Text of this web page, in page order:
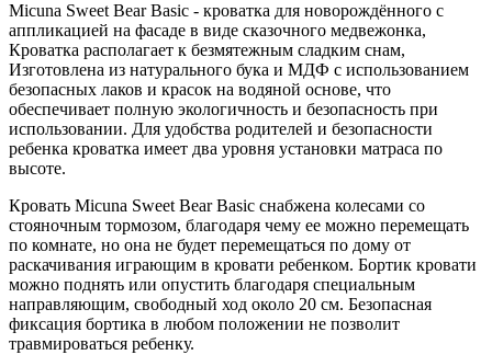
Micuna Sweet Bear Basic - кроватка для новорождённого с
аппликацией на фасаде в виде сказочного медвежонка,
Кроватка располагает к безмятежным сладким снам,
Изготовлена из натурального бука и МДФ с использованием
безопасных лаков и красок на водяной основе, что
обеспечивает полную экологичность и безопасность при
использовании. Для удобства родителей и безопасности
ребенка кроватка имеет два уровня установки матраса по
высоте.
Кровать Micuna Sweet Bear Basic снабжена колесами со
стояночным тормозом, благодаря чему ее можно перемещать
по комнате, но она не будет перемещаться по дому от
раскачивания играющим в кровати ребенком. Бортик кровати
можно поднять или опустить благодаря специальным
направляющим, свободный ход около 20 см. Безопасная
фиксация бортика в любом положении не позволит
травмироваться ребенку.